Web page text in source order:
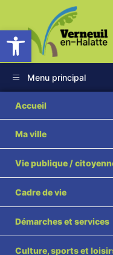
Ouvrir la barre d’outils
Menu principal
Accueil
Ma ville
Vie publique /
Cadre de vie
Démarches et services
Culture, sports et
parade
Retour sur la